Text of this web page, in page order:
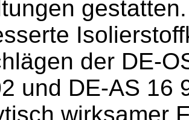
gestatten.
der DE-
und DE-AS 16
wirksamer